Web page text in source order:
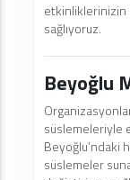
etkinliklerinizin
sağlıyoruz.
Beyoğlu
süslemeleriyle
Beyoğlu’ndaki
süslemeler